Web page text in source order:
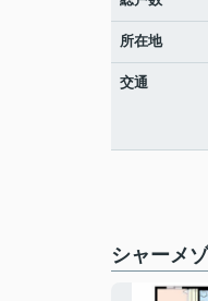
所在地
交通
シャーメ